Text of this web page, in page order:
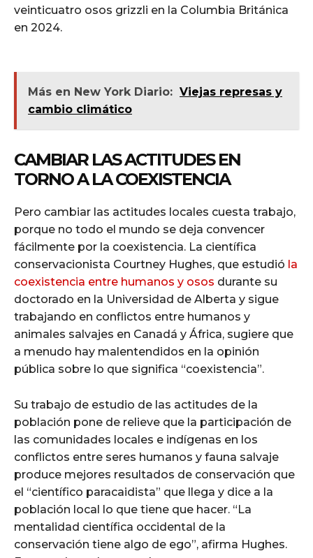
veinticuatro osos grizzli en la Columbia Británica
en 2024.
Más en New York Diario: Viejas represas y
cambio climático
CAMBIAR LAS ACTITUDES EN
TORNO A LA COEXISTENCIA
Pero cambiar las actitudes locales cuesta trabajo,
porque no todo el mundo se deja convencer
fácilmente por la coexistencia. La científica
conservacionista Courtney Hughes, que estudió la
coexistencia entre humanos y osos durante su
doctorado en la Universidad de Alberta y sigue
trabajando en conflictos entre humanos y
animales salvajes en Canadá y África, sugiere que
a menudo hay malentendidos en la opinión
pública sobre lo que significa “coexistencia”.
Su trabajo de estudio de las actitudes de la
población pone de relieve que la participación de
las comunidades locales e indígenas en los
conflictos entre seres humanos y fauna salvaje
produce mejores resultados de conservación que
el “científico paracaidista” que llega y dice a la
población local lo que tiene que hacer. “La
mentalidad científica occidental de la
conservación tiene algo de ego”, afirma Hughes.